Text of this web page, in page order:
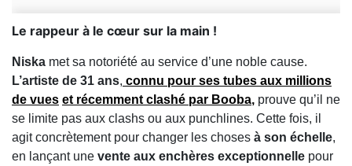
Le rappeur à le cœur sur la main !
Niska met sa notoriété au service d’une noble cause.
L’artiste de 31 ans, connu pour ses tubes aux millions
de vues et récemment clashé par Booba, prouve qu’il ne
se limite pas aux clashs ou aux punchlines. Cette fois, il
agit concrètement pour changer les choses à son échelle,
en lançant une vente aux enchères exceptionnelle pour